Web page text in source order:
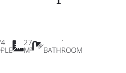
27
M²
1
BATHROOM